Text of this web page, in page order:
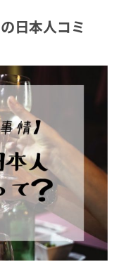
日本人コミ